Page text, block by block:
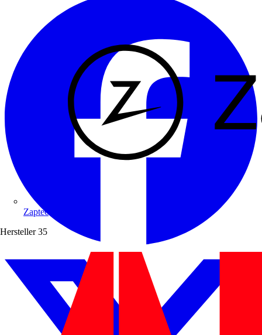
Zaptec
Hersteller 35